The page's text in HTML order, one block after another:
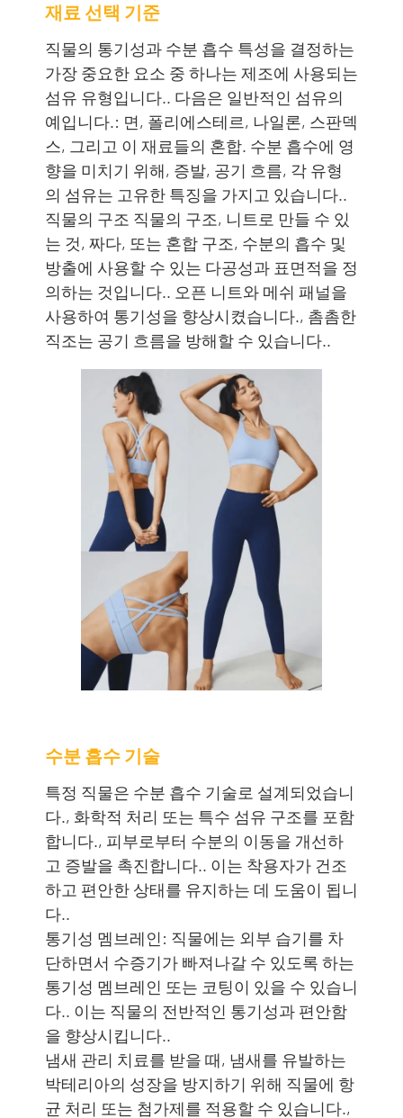
재료 선택 기준
직물의 통기성과 수분 흡수 특성을 결정하는
가장 중요한 요소 중 하나는 제조에 사용되는
섬유 유형입니다.. 다음은 일반적인 섬유의
예입니다.: 면, 폴리에스테르, 나일론, 스판덱
스, 그리고 이 재료들의 혼합. 수분 흡수에 영
향을 미치기 위해, 증발, 공기 흐름, 각 유형
의 섬유는 고유한 특징을 가지고 있습니다..
직물의 구조 직물의 구조, 니트로 만들 수 있
는 것, 짜다, 또는 혼합 구조, 수분의 흡수 및
방출에 사용할 수 있는 다공성과 표면적을 정
의하는 것입니다.. 오픈 니트와 메쉬 패널을
사용하여 통기성을 향상시켰습니다., 촘촘한
직조는 공기 흐름을 방해할 수 있습니다..
수분 흡수 기술
특정 직물은 수분 흡수 기술로 설계되었습니
다., 화학적 처리 또는 특수 섬유 구조를 포함
합니다., 피부로부터 수분의 이동을 개선하
고 증발을 촉진합니다.. 이는 착용자가 건조
하고 편안한 상태를 유지하는 데 도움이 됩니
다..
통기성 멤브레인: 직물에는 외부 습기를 차
단하면서 수증기가 빠져나갈 수 있도록 하는
통기성 멤브레인 또는 코팅이 있을 수 있습니
다.. 이는 직물의 전반적인 통기성과 편안함
을 향상시킵니다..
냄새 관리 치료를 받을 때, 냄새를 유발하는
박테리아의 성장을 방지하기 위해 직물에 항
균 처리 또는 첨가제를 적용할 수 있습니다.,